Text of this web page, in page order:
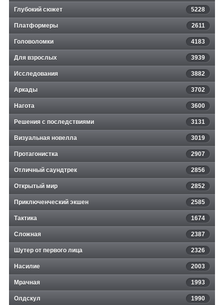
Глубокий сюжет 5228
Платформеры 2611
Головоломки 4183
Для взрослых 3939
Исследования 3882
Аркады 3702
Нагота 3600
Решения с последствиями 3131
Визуальная новелла 3019
Протагонистка 2907
Отличный саундтрек 2856
Открытый мир 2852
Приключенческий экшен 2585
Тактика 1674
Сложная 2387
Шутер от первого лица 2326
Насилие 2003
Мрачная 1993
Олдскул 1990